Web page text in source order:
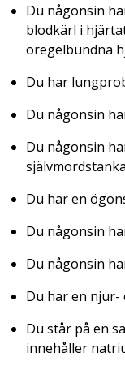
Du någonsin
blodkärl i
oregelbundna
Du har
Du någonsin
Du någonsin
Du har en
Du någonsin
Du någonsin
Du har en njur-
Du står på en
innehåller